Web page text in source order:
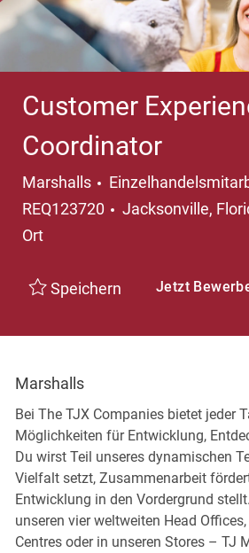
Customer
Coordinator
Marshalls Kategorie
REQ123720
Ort
Jacksonville,
Ort
Speichern Jetzt
Marshalls
Bei The TJX Companies bietet jeder
Möglichkeiten für Entwicklung,
Du wirst Teil unseres dynamischen
Vielfalt setzt, Zusammenarbeit
Entwicklung in den Vordergrund
unseren vier weltweiten Head
Centres oder in unseren Stores – TJ